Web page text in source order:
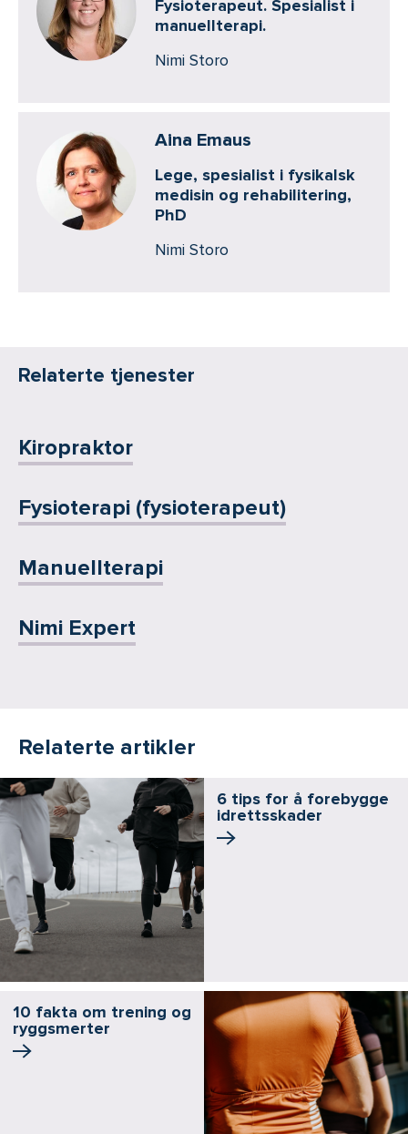
Fysioterapeut. Spesialist i
manuellterapi.
Nimi Storo
Aina Emaus
Lege, spesialist i fysikalsk
medisin og rehabilitering,
PhD
Nimi Storo
Relaterte tjenester
Kiropraktor
Fysioterapi (fysioterapeut)
Manuellterapi
Nimi Expert
Relaterte artikler
6 tips for å forebygge
idrettsskader
10 fakta om trening og
ryggsmerter